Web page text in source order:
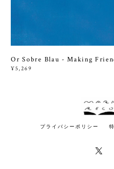
Or Sobre Blau - Making
¥5,269
プライバシーポリシー